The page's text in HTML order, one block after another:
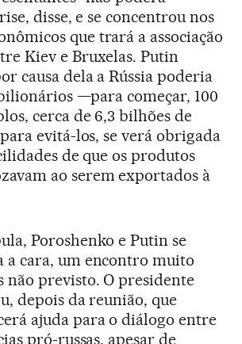
disse, e se concentrou nos
que trará a associação
Kiev e Bruxelas. Putin
causa dela a Rússia poderia
—para começar, 100
cerca de 6,3 bilhões de
evitá-los, se verá obrigada
de que os produtos
ao serem exportados à
Poroshenko e Putin se
a cara, um encontro muito
não previsto. O presidente
depois da reunião, que
ajuda para o diálogo entre
pró-russas, apesar de